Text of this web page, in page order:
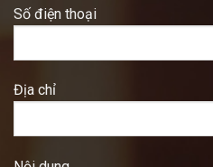
Số điện thoại
Địa chỉ